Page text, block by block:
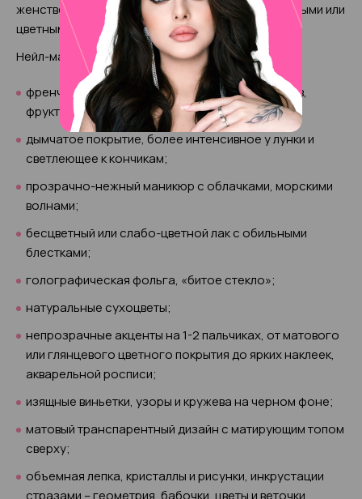
женственна и прекрасно сочетается с бесцветными или
цветными покрытиями.
Нейл-мастера предлагают следующие варианты:
френч с наклейками в виде сердечек, цветочков,
фруктов;
дымчатое покрытие, более интенсивное у лунки и
светлеющее к кончикам;
прозрачно-нежный маникюр с облачками, морскими
волнами;
бесцветный или слабо-цветной лак с обильными
блестками;
голографическая фольга, «битое стекло»;
натуральные сухоцветы;
непрозрачные акценты на 1-2 пальчиках, от матового
или глянцевого цветного покрытия до ярких наклеек,
акварельной росписи;
изящные виньетки, узоры и кружева на черном фоне;
матовый транспарентный дизайн с матирующим топом
сверху;
объемная лепка, кристаллы и рисунки, инкрустации
стразами – геометрия, бабочки, цветы и веточки,